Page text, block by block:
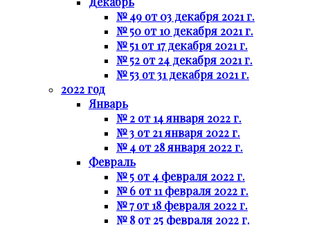
№ 49 от 03 декабря 2021 г.
№ 50 от 10 декабря 2021 г.
№ 51 от 17 декабря 2021 г.
№ 52 от 24 декабря 2021 г.
№ 53 от 31 декабря 2021 г.
2022 год
Январь
№ 2 от 14 января 2022 г.
№ 3 от 21 января 2022 г.
№ 4 от 28 января 2022 г.
Февраль
№ 5 от 4 февраля 2022 г.
№ 6 от 11 февраля 2022 г.
№ 7 от 18 февраля 2022 г.
№ 8 от 25 февраля 2022 г.